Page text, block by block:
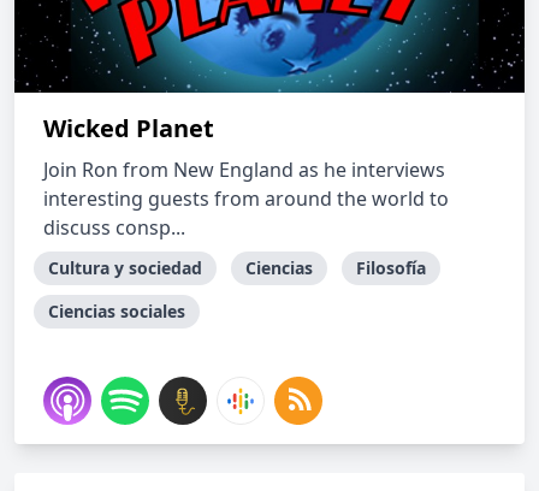
Wicked Planet
Join Ron from New England as he interviews
interesting guests from around the world to
discuss consp...
Cultura y sociedad Ciencias
Filosofía
Ciencias sociales